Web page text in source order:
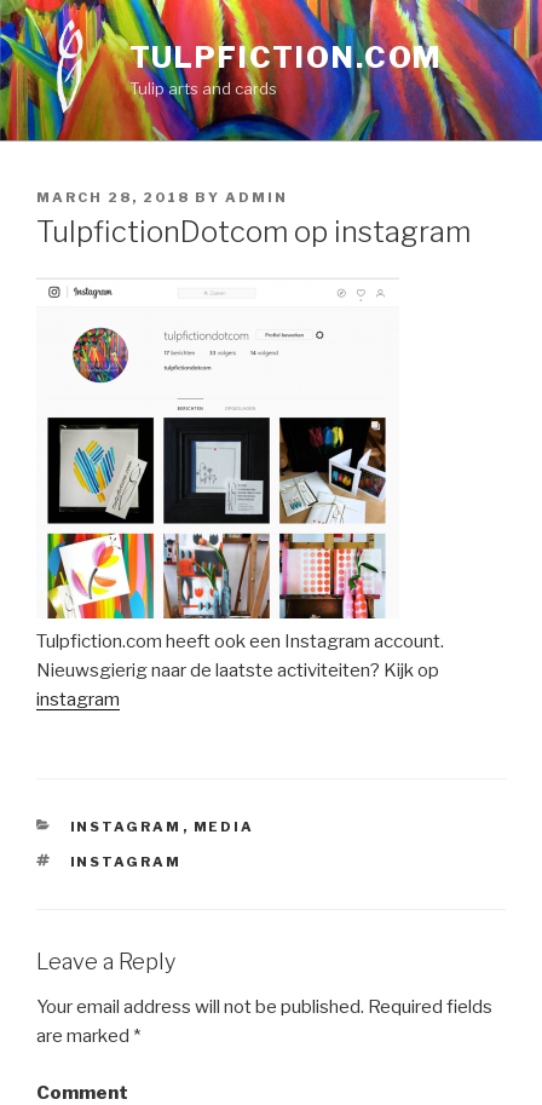
Skip
to
content
TULPFICTION.COM
Tulip arts and cards
POSTED
ON
MARCH 28, 2018 BY ADMIN
TulpfictionDotcom op instagram
Tulpfiction.com heeft ook een Instagram account.
Nieuwsgierig naar de laatste activiteiten? Kijk op
instagram
CATEGORIES
INSTAGRAM , MEDIA
TAGS
INSTAGRAM
Leave a Reply
Your email address will not be published. Required fields
are marked *
Comment